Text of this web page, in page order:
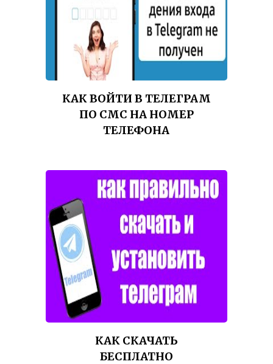
КАК ВОЙТИ В ТЕЛЕГРАМ
ПО СМС НА НОМЕР
ТЕЛЕФОНА
КАК СКАЧАТЬ
БЕСПЛАТНО